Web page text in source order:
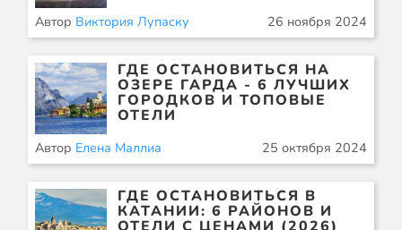
Автор Виктория Лупаску 26 ноября 2024
ГДЕ ОСТАНОВИТЬСЯ НА
ОЗЕРЕ ГАРДА - 6 ЛУЧШИХ
ГОРОДКОВ И ТОПОВЫЕ
ОТЕЛИ
Автор Елена Маллиа 25 октября 2024
ГДЕ ОСТАНОВИТЬСЯ В
КАТАНИИ: 6 РАЙОНОВ И